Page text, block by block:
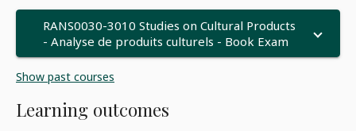
RANS0030-3010 Studies on Cultural Products
- Analyse de produits culturels - Book Exam
Show past courses
Learning outcomes